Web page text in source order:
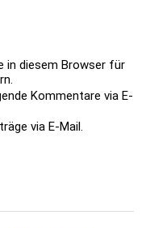
in diesem Browser für
Kommentare via E-
via E-Mail.